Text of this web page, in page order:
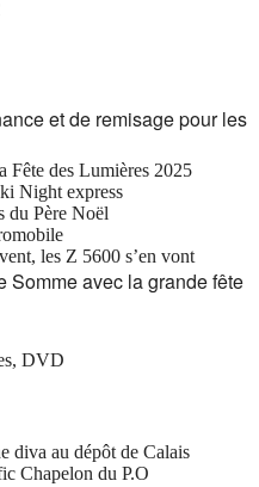
et de remisage pour les
Fête des Lumières 2025
Night express
du Père Noël
les Z 5600 s’en vont
Somme avec la grande fête
DVD
diva au dépôt de Calais
Chapelon du P.O